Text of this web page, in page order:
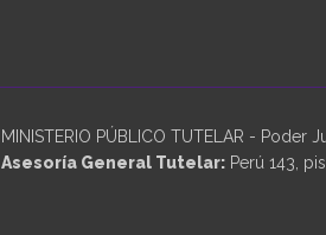
MINISTERIO PÚBLICO TUTELAR -
Asesoría General Tutelar: Perú 143,